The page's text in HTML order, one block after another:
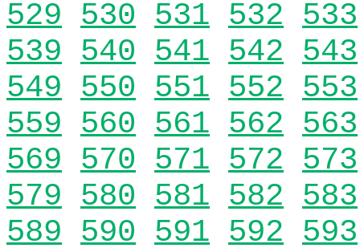
529 530 531 532 533
539 540 541 542 543
549 550 551 552 553
559 560 561 562 563
569 570 571 572 573
579 580 581 582 583
589 590 591 592 593